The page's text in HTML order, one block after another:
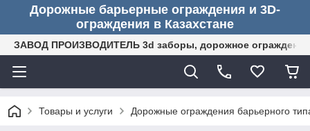
Дорожные барьерные ограждения и 3D-
ограждения в Казахстане
ЗАВОД ПРОИЗВОДИТЕЛЬ 3d заборы, дорожное ограждение
Товары и услуги Дорожные ограждения барьерного